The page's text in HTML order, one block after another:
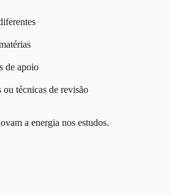
de apoio
técnicas de revisão
a energia nos estudos.